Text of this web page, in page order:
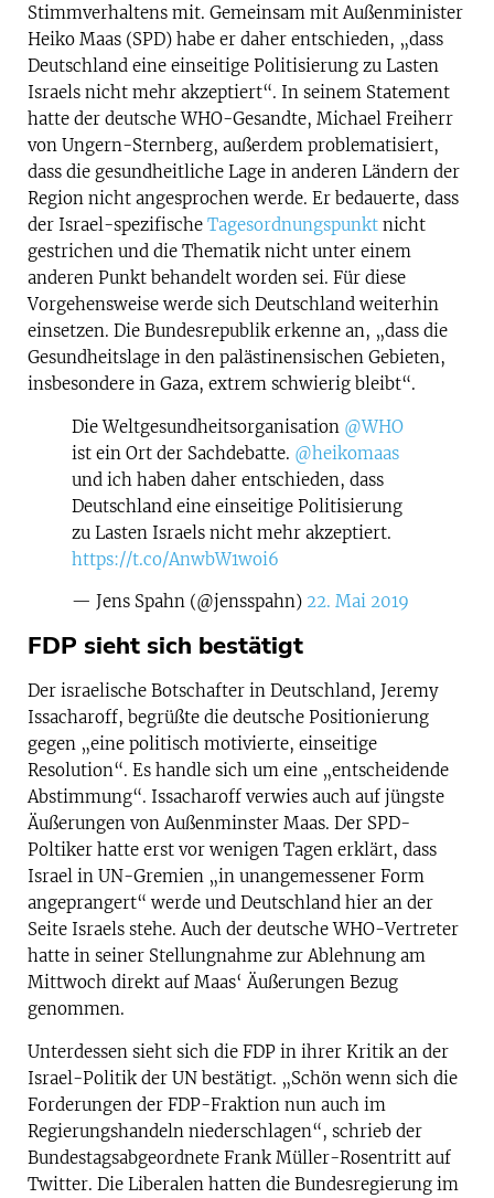
Stimmverhaltens mit. Gemeinsam mit Außenminister
Heiko Maas (SPD) habe er daher entschieden, „dass
Deutschland eine einseitige Politisierung zu Lasten
Israels nicht mehr akzeptiert“. In seinem Statement
hatte der deutsche WHO-Gesandte, Michael Freiherr
von Ungern-Sternberg, außerdem problematisiert,
dass die gesundheitliche Lage in anderen Ländern der
Region nicht angesprochen werde. Er bedauerte, dass
der Israel-spezifische Tagesordnungspunkt nicht
gestrichen und die Thematik nicht unter einem
anderen Punkt behandelt worden sei. Für diese
Vorgehensweise werde sich Deutschland weiterhin
einsetzen. Die Bundesrepublik erkenne an, „dass die
Gesundheitslage in den palästinensischen Gebieten,
insbesondere in Gaza, extrem schwierig bleibt“.
Die Weltgesundheitsorganisation @WHO
ist ein Ort der Sachdebatte. @heikomaas
und ich haben daher entschieden, dass
Deutschland eine einseitige Politisierung
zu Lasten Israels nicht mehr akzeptiert.
https://t.co/AnwbW1woi6
— Jens Spahn (@jensspahn) 22. Mai 2019
FDP sieht sich bestätigt
Der israelische Botschafter in Deutschland, Jeremy
Issacharoff, begrüßte die deutsche Positionierung
gegen „eine politisch motivierte, einseitige
Resolution“. Es handle sich um eine „entscheidende
Abstimmung“. Issacharoff verwies auch auf jüngste
Äußerungen von Außenminster Maas. Der SPD-
Poltiker hatte erst vor wenigen Tagen erklärt, dass
Israel in UN-Gremien „in unangemessener Form
angeprangert“ werde und Deutschland hier an der
Seite Israels stehe. Auch der deutsche WHO-Vertreter
hatte in seiner Stellungnahme zur Ablehnung am
Mittwoch direkt auf Maas‘ Äußerungen Bezug
genommen.
Unterdessen sieht sich die FDP in ihrer Kritik an der
Israel-Politik der UN bestätigt. „Schön wenn sich die
Forderungen der FDP-Fraktion nun auch im
Regierungshandeln niederschlagen“, schrieb der
Bundestagsabgeordnete Frank Müller-Rosentritt auf
Twitter. Die Liberalen hatten die Bundesregierung im